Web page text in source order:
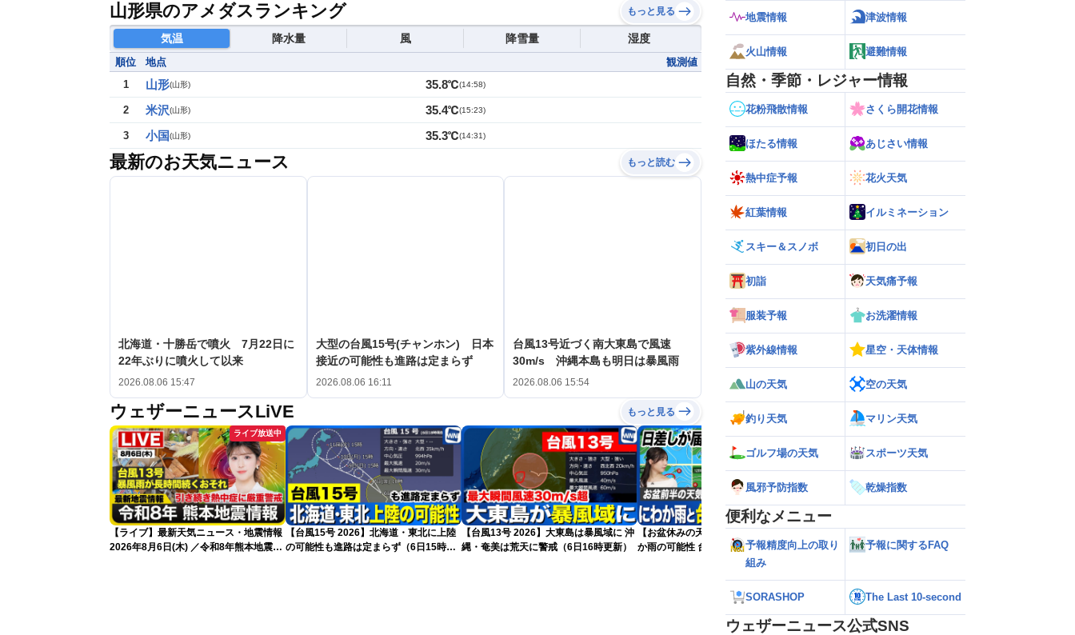
山形県のアメダスランキング もっと見る
気温 降水量 風 降雪量 湿度
順位 地点
観測値
1
山形(山形) 35.8℃(14:58)
2 米沢(山形) 35.4℃(15:23)
3 小国(山形) 35.3℃(14:31)
最新のお天気ニュース もっと読む
北海道・十勝岳で噴火 7月22日に
22年ぶりに噴火して以来
2026.08.06 15:47
大型の台風15号(チャンホン) 日本
接近の可能性も進路は定まらず
2026.08.06 16:11
台風13号近づく南大東島で風速
30m/s 沖縄本島も明日は暴風雨
2026.08.06 15:54
ウェザーニュースLiVE もっと見る
ライブ放送中
【ライブ】最新天気ニュース・地震情報
2026年8月6日(木) ／令和8年熊本地震情
【台風15号 2026】北海道・東北に上陸
の可能性も進路は定まらず（6日15時更
【台風13号 2026】大東島は暴風域に 沖
縄・奄美は荒天に警戒（6日16時更新）
【お盆休みの天気】前半は晴れてもにわ
か雨の可能性 台風15号の動向にも注意
【台風13号 2026】大東島地方が暴風域
に 明日午後にかけて沖縄本島・奄美通
地震情報 津波情報
火山情報 避難情報
自然・季節・レジャー情報
花粉飛散情報 さくら開花情報
ほたる情報 あじさい情報
熱中症予報 花火天気
紅葉情報 イルミネーション
スキー＆スノボ 初日の出
初詣 天気痛予報
服装予報 お洗濯情報
紫外線情報 星空・天体情報
山の天気 空の天気
釣り天気 マリン天気
ゴルフ場の天気 スポーツ天気
風邪予防指数 乾燥指数
便利なメニュー
予報精度向上の取り
組み
予報に関するFAQ
SORASHOP The Last 10-second
ウェザーニュース公式SNS